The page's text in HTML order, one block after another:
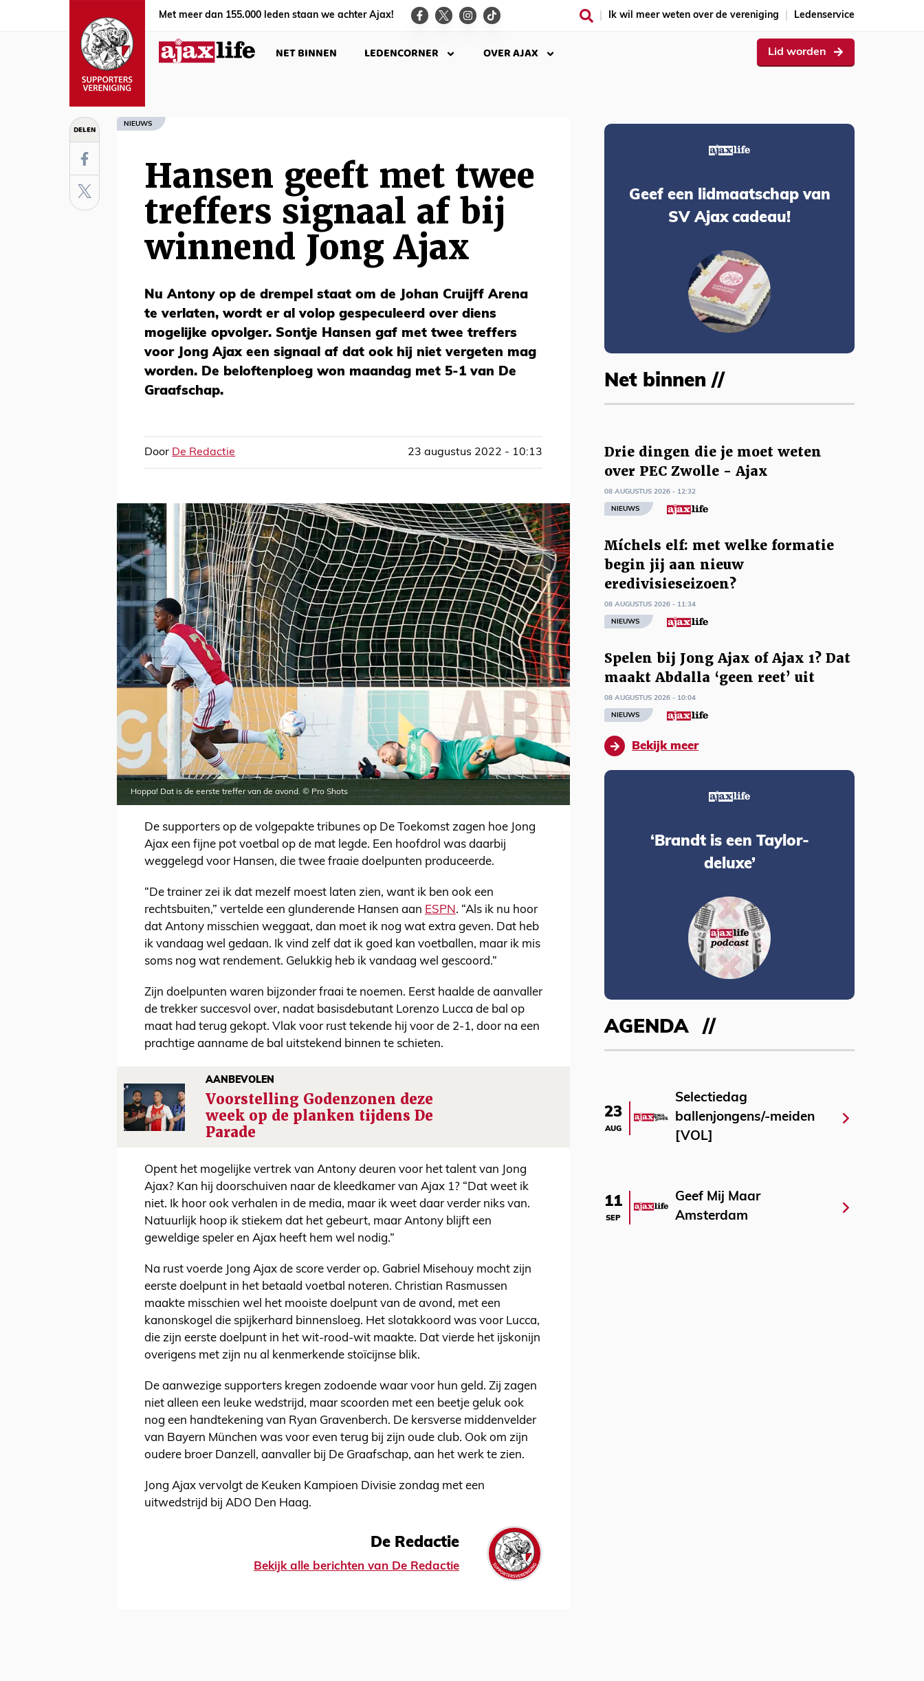
Met meer dan 155.000 leden staan we achter Ajax! Ik wil meer weten over de vereniging Ledenservice
NET BINNEN LEDENCORNER OVER AJAX Lid worden
DELEN NIEUWS
Hansen geeft met twee
treffers signaal af bij
winnend Jong Ajax
Nu Antony op de drempel staat om de Johan Cruijff Arena
te verlaten, wordt er al volop gespeculeerd over diens
mogelijke opvolger. Sontje Hansen gaf met twee treffers
voor Jong Ajax een signaal af dat ook hij niet vergeten mag
worden. De beloftenploeg won maandag met 5-1 van De
Graafschap.
Door De Redactie 23 augustus 2022 - 10:13
Hoppa! Dat is de eerste treffer van de avond. © Pro Shots
De supporters op de volgepakte tribunes op De Toekomst zagen hoe Jong
Ajax een fijne pot voetbal op de mat legde. Een hoofdrol was daarbij
weggelegd voor Hansen, die twee fraaie doelpunten produceerde.
“De trainer zei ik dat mezelf moest laten zien, want ik ben ook een
rechtsbuiten,” vertelde een glunderende Hansen aan ESPN. “Als ik nu hoor
dat Antony misschien weggaat, dan moet ik nog wat extra geven. Dat heb
ik vandaag wel gedaan. Ik vind zelf dat ik goed kan voetballen, maar ik mis
soms nog wat rendement. Gelukkig heb ik vandaag wel gescoord.”
Zijn doelpunten waren bijzonder fraai te noemen. Eerst haalde de aanvaller
de trekker succesvol over, nadat basisdebutant Lorenzo Lucca de bal op
maat had terug gekopt. Vlak voor rust tekende hij voor de 2-1, door na een
prachtige aanname de bal uitstekend binnen te schieten.
AANBEVOLEN
Voorstelling Godenzonen deze
week op de planken tijdens De
Parade
Opent het mogelijke vertrek van Antony deuren voor het talent van Jong
Ajax? Kan hij doorschuiven naar de kleedkamer van Ajax 1? “Dat weet ik
niet. Ik hoor ook verhalen in de media, maar ik weet daar verder niks van.
Natuurlijk hoop ik stiekem dat het gebeurt, maar Antony blijft een
geweldige speler en Ajax heeft hem wel nodig.”
Na rust voerde Jong Ajax de score verder op. Gabriel Misehouy mocht zijn
eerste doelpunt in het betaald voetbal noteren. Christian Rasmussen
maakte misschien wel het mooiste doelpunt van de avond, met een
kanonskogel die spijkerhard binnensloeg. Het slotakkoord was voor Lucca,
die zijn eerste doelpunt in het wit-rood-wit maakte. Dat vierde het ijskonijn
overigens met zijn nu al kenmerkende stoïcijnse blik.
De aanwezige supporters kregen zodoende waar voor hun geld. Zij zagen
niet alleen een leuke wedstrijd, maar scoorden met een beetje geluk ook
nog een handtekening van Ryan Gravenberch. De kersverse middenvelder
van Bayern München was voor even terug bij zijn oude club. Ook om zijn
oudere broer Danzell, aanvaller bij De Graafschap, aan het werk te zien.
Jong Ajax vervolgt de Keuken Kampioen Divisie zondag met een
uitwedstrijd bij ADO Den Haag.
De Redactie
Bekijk alle berichten van De Redactie
Geef een lidmaatschap van
SV Ajax cadeau!
Net binnen //
Drie dingen die je moet weten
over PEC Zwolle - Ajax
08 AUGUSTUS 2026 - 12:32
NIEUWS
Míchels elf: met welke formatie
begin jij aan nieuw
eredivisieseizoen?
08 AUGUSTUS 2026 - 11:34
NIEUWS
Spelen bij Jong Ajax of Ajax 1? Dat
maakt Abdalla ‘geen reet’ uit
08 AUGUSTUS 2026 - 10:04
NIEUWS
Bekijk meer
‘Brandt is een Taylor-
deluxe’
AGENDA
23
AUG
Selectiedag
ballenjongens/-meiden
[VOL]
11
SEP
Geef Mij Maar
Amsterdam